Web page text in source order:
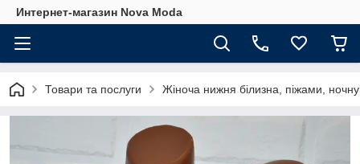
Интернет-магазин Nova Moda
Товари та послуги Жіноча нижня білизна, піжами,